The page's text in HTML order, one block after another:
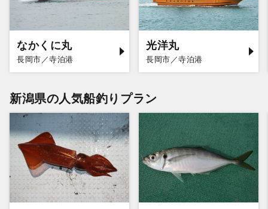
なかくに丸
長岡市／寺泊港
光洋丸
長岡市／寺泊港
新潟県の人気船釣りプラン